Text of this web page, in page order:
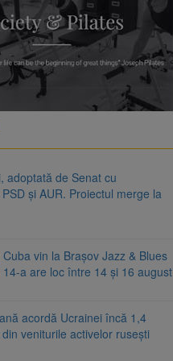
Guvern
adoptată de Senat cu
și AUR. Proiectul merge la
vin la Brașov Jazz & Blues
14-a are loc între 14 și 16 august
acordă Ucrainei încă 1,4
veniturile activelor rusești